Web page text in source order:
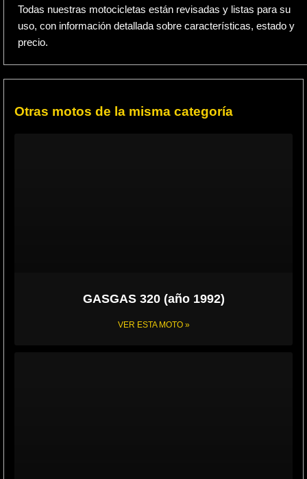
Todas nuestras motocicletas están revisadas y listas para su
uso, con información detallada sobre características, estado y
precio.
Otras motos de la misma categoría
GASGAS 320 (año 1992)
VER ESTA MOTO »